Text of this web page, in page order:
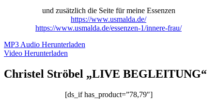
und zusätzlich die Seite für meine Essenzen
https://www.usmalda.de/
https://www.usmalda.de/essenzen-1/innere-frau/
MP3 Audio Herunterladen
Video Herunterladen
Christel Ströbel „LIVE BEGLEITUNG“
[ds_if has_product=”78,79″]